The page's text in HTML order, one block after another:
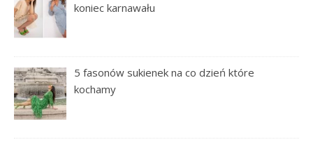
koniec karnawału
5 fasonów sukienek na co dzień które
kochamy